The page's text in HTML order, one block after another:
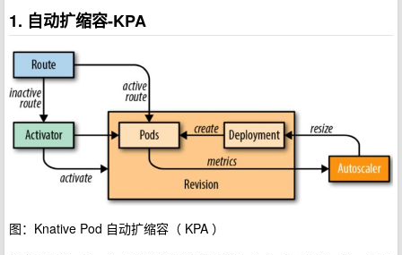
1. 自动扩缩容-KPA
图：Knative Pod 自动扩缩容（ KPA ）